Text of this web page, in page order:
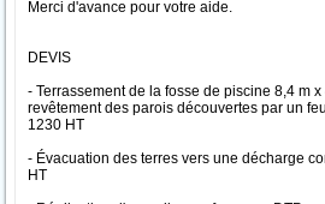
Merci d'avance pour votre aide.
DEVIS
- Terrassement de la fosse de piscine 8,4 m
revêtement des parois découvertes par un
1230 HT
- Évacuation des terres vers une décharge
HT